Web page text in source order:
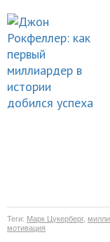
Теги: Марк Цукерберг,
мотивация